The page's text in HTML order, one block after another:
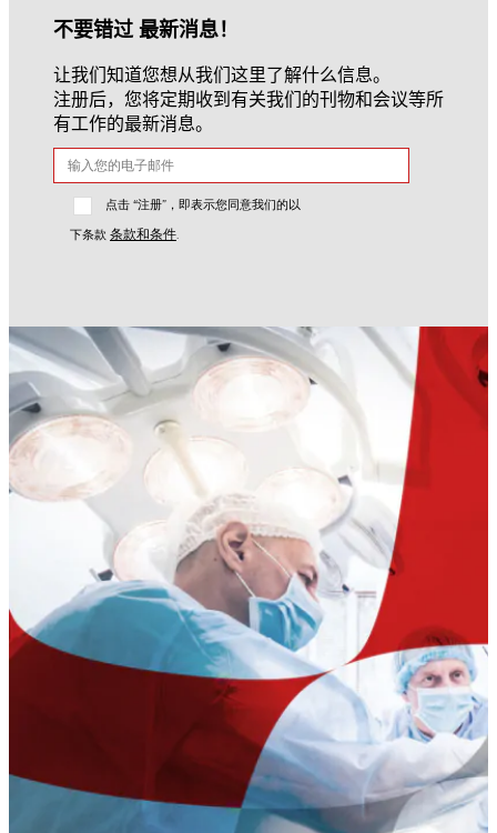
不要错过 最新消息！
让我们知道您想从我们这里了解什么信息。
注册后，您将定期收到有关我们的刊物和会议等所
有工作的最新消息。
点击 “注册”，即表示您同意我们的以
下条款 条款和条件